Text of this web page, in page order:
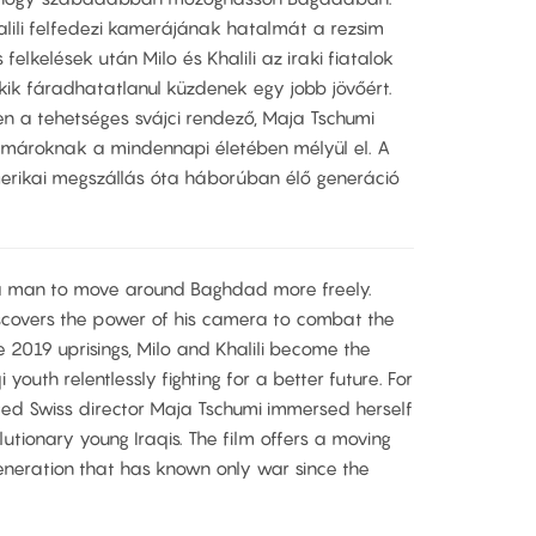
felfedezi kamerájának hatalmát a rezsim
felkelések után Milo és Khalili az iraki fiatalok
fáradhatatlanul küzdenek egy jobb jövőért.
a tehetséges svájci rendező, Maja Tschumi
a mindennapi életében mélyül el. A
megszállás óta háborúban élő generáció
to move around Baghdad more freely.
the power of his camera to combat the
uprisings, Milo and Khalili become the
youth relentlessly fighting for a better future. For
Swiss director Maja Tschumi immersed herself
young Iraqis. The film offers a moving
that has known only war since the